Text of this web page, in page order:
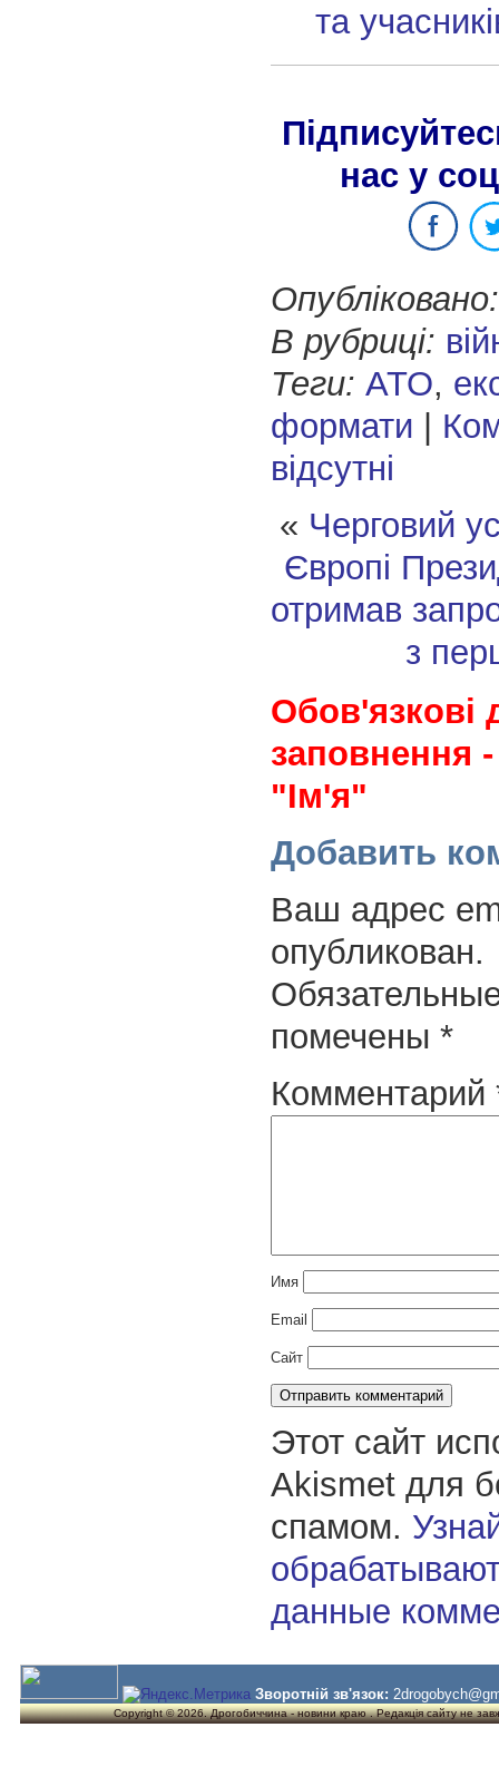
та
нас у
Опубліковано:
В рубриці:
Теги: АТО,
формати
відсутні
« Черговий
Європі
отримав
з
Обов'язкові
заповнення
"Ім'я"
Добавить
Ваш адрес
опубликован.
помечены *
Комментарий
Имя
Email
Сайт
Этот сайт
Akismet для
спамом.
данные
Зворотній зв'язок:
Copyright © 2026. Дрогобиччина - новини краю . Редакція сайту не